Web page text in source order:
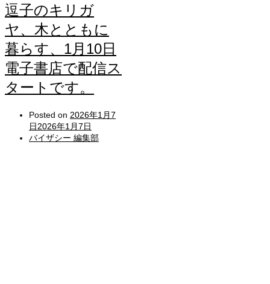
逗子のキリガ
ヤ、木とともに
暮らす、1月10日
電子書店で配信ス
タートです。
Posted on 2026年1月7
日2026年1月7日
バイザシー 編集部